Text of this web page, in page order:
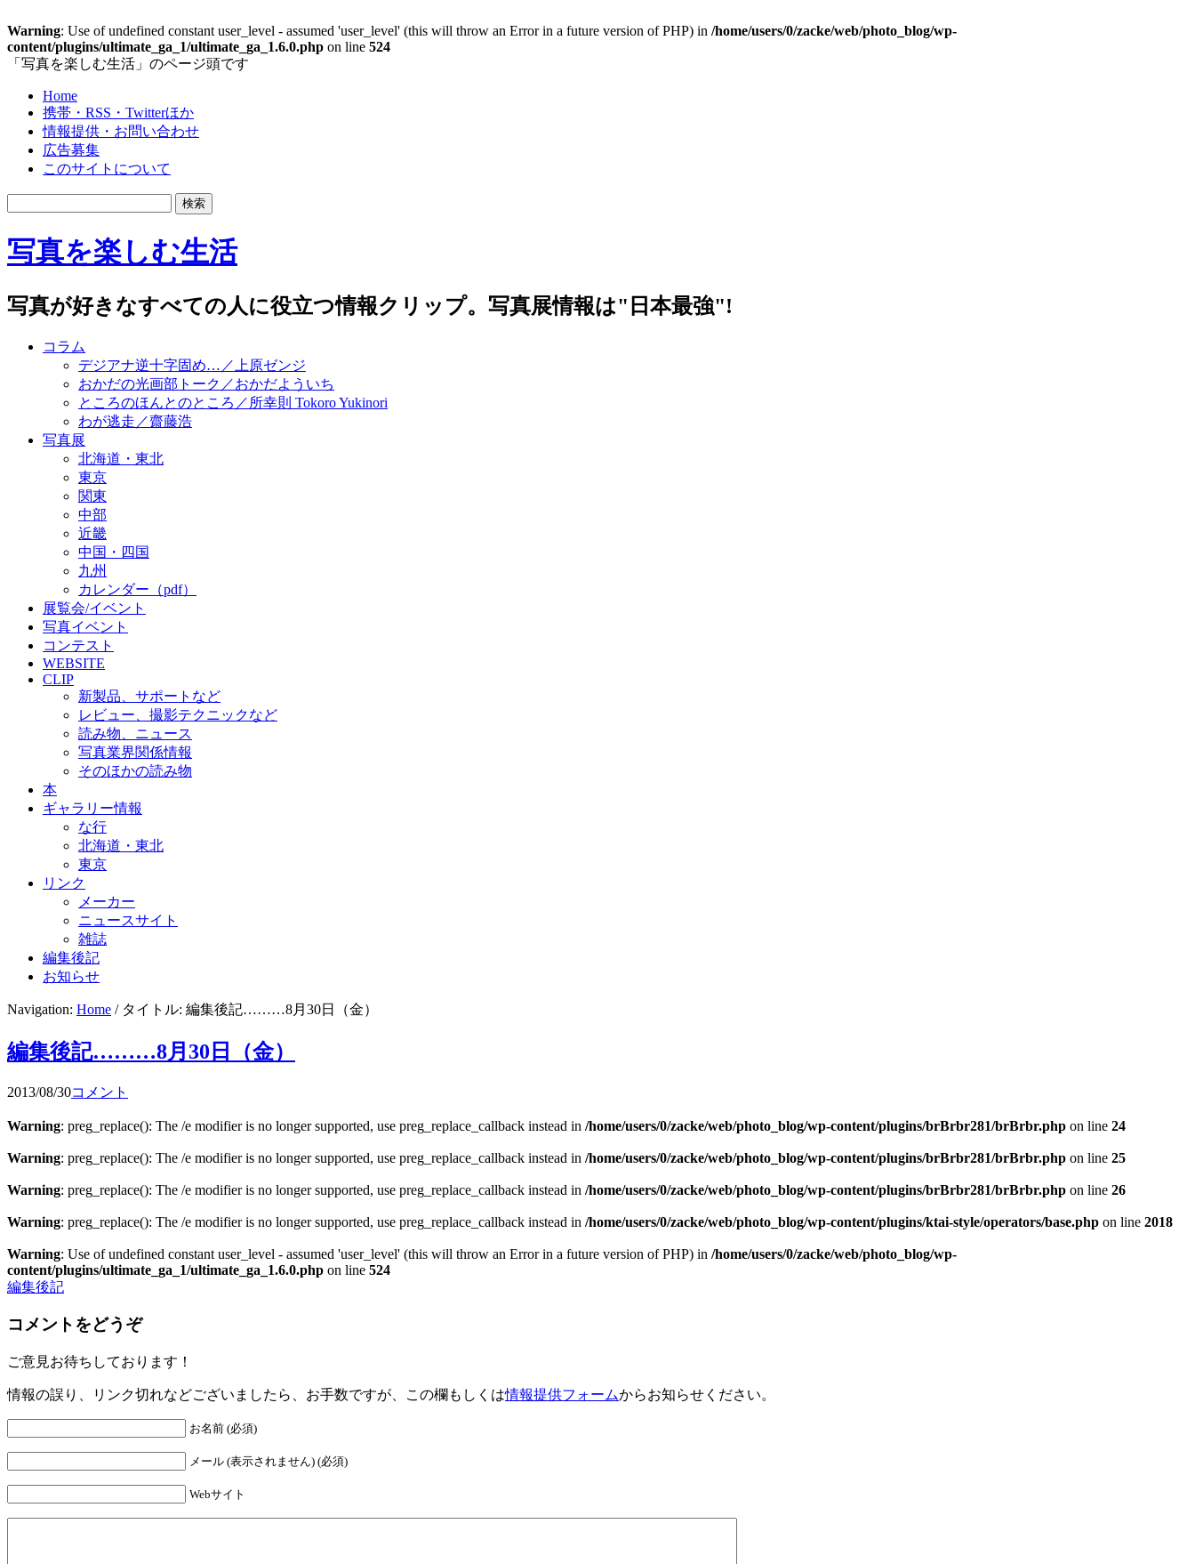
Warning: Use of undefined constant user_level - assumed 'user_level' (this will throw an Error in a future version of PHP) in /home/users/0/zacke/web/photo_blog/wp-
content/plugins/ultimate_ga_1/ultimate_ga_1.6.0.php on line 524
「写真を楽しむ生活」のページ頭です
Home
携帯・RSS・Twitterほか
情報提供・お問い合わせ
広告募集
このサイトについて
写真を楽しむ生活
写真が好きなすべての人に役立つ情報クリップ。写真展情報は"日本最強"!
コラム
デジアナ逆十字固め…／上原ゼンジ
おかだの光画部トーク／おかだよういち
ところのほんとのところ／所幸則 Tokoro Yukinori
わが逃走／齋藤浩
写真展
北海道・東北
東京
関東
中部
近畿
中国・四国
九州
カレンダー（pdf）
展覧会/イベント
写真イベント
コンテスト
WEBSITE
CLIP
新製品、サポートなど
レビュー、撮影テクニックなど
読み物、ニュース
写真業界関係情報
そのほかの読み物
本
ギャラリー情報
な行
北海道・東北
東京
リンク
メーカー
ニュースサイト
雑誌
編集後記
お知らせ
Navigation: Home / タイトル: 編集後記………8月30日（金）
編集後記………8月30日（金）
2013/08/30コメント
Warning: preg_replace(): The /e modifier is no longer supported, use preg_replace_callback instead in /home/users/0/zacke/web/photo_blog/wp-content/plugins/brBrbr281/brBrbr.php on line 24
Warning: preg_replace(): The /e modifier is no longer supported, use preg_replace_callback instead in /home/users/0/zacke/web/photo_blog/wp-content/plugins/brBrbr281/brBrbr.php on line 25
Warning: preg_replace(): The /e modifier is no longer supported, use preg_replace_callback instead in /home/users/0/zacke/web/photo_blog/wp-content/plugins/brBrbr281/brBrbr.php on line 26
Warning: preg_replace(): The /e modifier is no longer supported, use preg_replace_callback instead in /home/users/0/zacke/web/photo_blog/wp-content/plugins/ktai-style/operators/base.php on line 2018
Warning: Use of undefined constant user_level - assumed 'user_level' (this will throw an Error in a future version of PHP) in /home/users/0/zacke/web/photo_blog/wp-
content/plugins/ultimate_ga_1/ultimate_ga_1.6.0.php on line 524
編集後記
コメントをどうぞ
ご意見お待ちしております！
情報の誤り、リンク切れなどございましたら、お手数ですが、この欄もしくは情報提供フォームからお知らせください。
お名前 (必須)
メール (表示されません) (必須)
Webサイト